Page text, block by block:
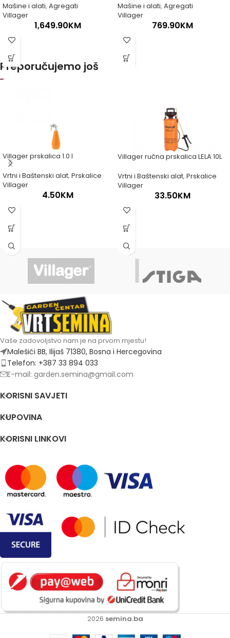
Mašine i alati, Agregati
Villager
1,649.90KM
Mašine i alati, Agregati
Villager
769.90KM
Preporučujemo još
Villager prskalica 1.0 l
Vrtni i Baštenski alat, Prskalice
Villager
4.50KM
Villager ručna prskalica LELA 10L
Vrtni i Baštenski alat, Prskalice
Villager
33.50KM
Vaše zadovoljstvo nam je na prvom mjestu!
Malešići BB, Ilijaš 71380, Bosna i Hercegovina
Telefon: +387 33 894 033
E-mail: garden.semina@gmail.com
KORISNI SAVJETI
KUPOVINA
KORISNI LINKOVI
2026 semina.ba